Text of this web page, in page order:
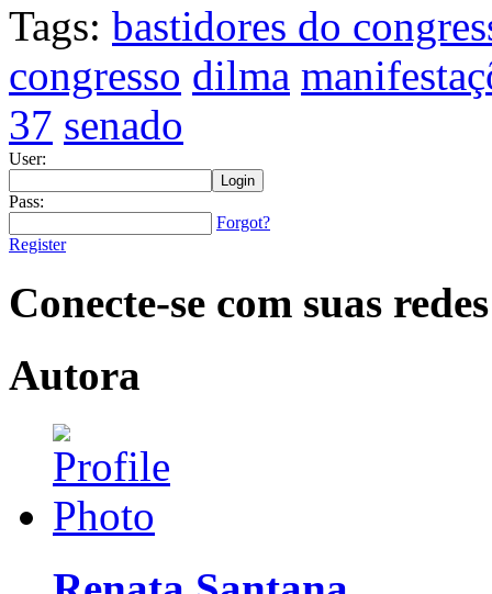
Tags: bastidores do
congresso dilma
37 senado
User:
Pass:
Forgot?
Register
Conecte-se com suas redes
Autora